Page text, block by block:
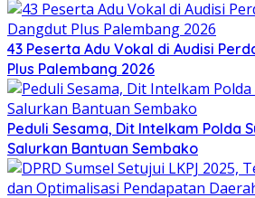
43 Peserta Adu Vokal di Audisi
Plus Palembang 2026
Peduli Sesama, Dit Intelkam Polda
Salurkan Bantuan Sembako